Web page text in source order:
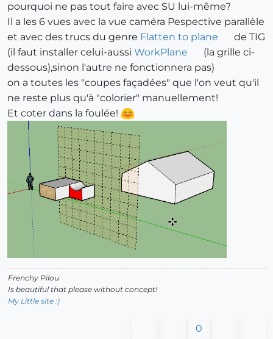
pourquoi ne pas tout faire avec SU lui-même?
Il a les 6 vues avec la vue caméra Pespective parallèle
et avec des trucs du genre Flatten to plane
de TIG
(il faut installer celui-aussi WorkPlane
(la grille ci-
dessous),sinon l'autre ne fonctionnera pas)
on a toutes les "coupes façadées" que l'on veut qu'il
ne reste plus qu'à "colorier" manuellement!
Et coter dans la foulée!
Frenchy Pilou
Is beautiful that please without concept!
My Little site :)
0